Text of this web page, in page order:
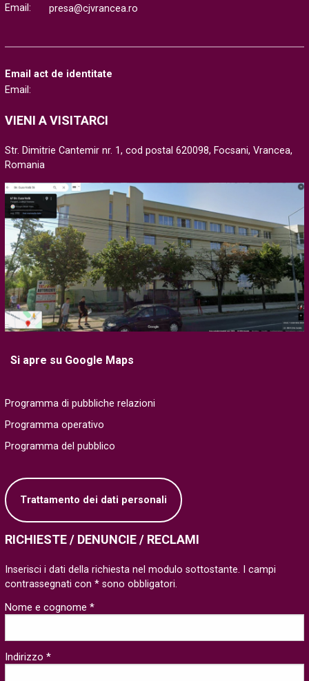
Email:
presa@cjvrancea.ro
Email act de identitate
Email:
VIENI A VISITARCI
Str. Dimitrie Cantemir nr. 1, cod postal 620098, Focsani, Vrancea,
Romania
Si apre su Google Maps
Programma di pubbliche relazioni
Programma operativo
Programma del pubblico
Trattamento dei dati personali
RICHIESTE / DENUNCIE / RECLAMI
Inserisci i dati della richiesta nel modulo sottostante. I campi
contrassegnati con * sono obbligatori.
Nome e cognome *
Indirizzo *